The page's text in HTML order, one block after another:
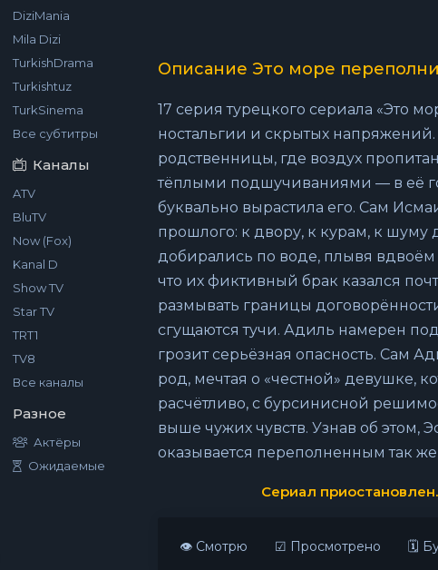
DiziMania
Mila Dizi
TurkishDrama
Turkishtuz
TurkSinema
Все субтитры
Каналы
ATV
BluTV
Now (Fox)
Kanal D
Show TV
Star TV
TRT1
TV8
Все каналы
Разное
Актёры
Ожидаемые
Описание Это море
17 серия турецкого сериала «Это
ностальгии и скрытых
родственницы, где воздух
тёплыми подшучиваниями — в её
буквально вырастила его. Сам
прошлого: к двору, к курам, к
добирались по воде, плывя вдвоём
что их фиктивный брак казался
размывать границы
сгущаются тучи. Адиль намерен
грозит серьёзная опасность. Сам
род, мечтая о «честной» девушке,
расчётливо, с бурсинисной
выше чужих чувств. Узнав об этом,
оказывается переполненным так
Сериал
👁 Смотрю ☑ Просмотрено 🗓